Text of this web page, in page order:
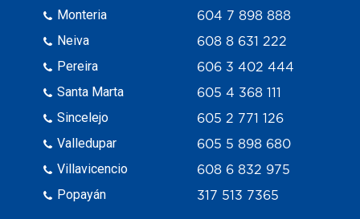
Monteria
Neiva
Pereira
Santa Marta
Sincelejo
Valledupar
Villavicencio
Popayán
604 7 898 888
608 8 631 222
606 3 402 444
605 4 368 111
605 2 771 126
605 5 898 680
608 6 832 975
317 513 7365